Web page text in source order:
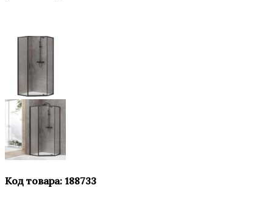
Код товара: 188733